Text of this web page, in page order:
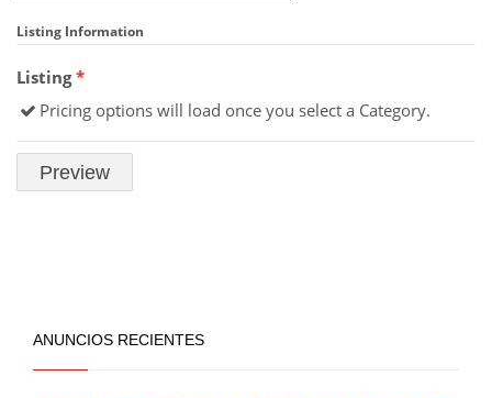
Listing Information
Listing*
Pricing options will load once you select a Category.
ANUNCIOS RECIENTES